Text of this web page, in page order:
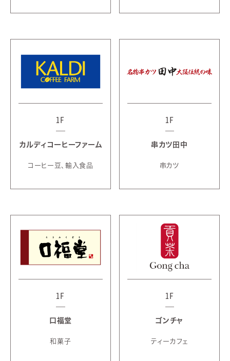
1F
カルディコーヒーファーム
コーヒー豆、輸入食品
1F
串カツ田中
串カツ
1F
口福堂
和菓子
1F
ゴンチャ
ティーカフェ